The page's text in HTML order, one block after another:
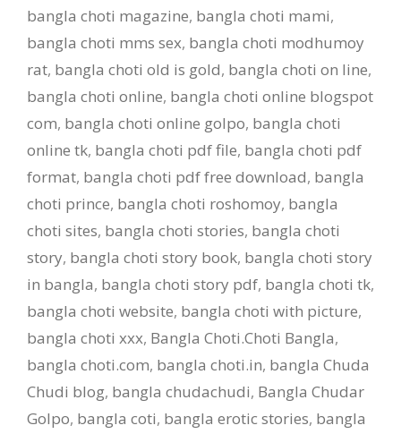
bangla choti magazine, bangla choti mami,
bangla choti mms sex, bangla choti modhumoy
rat, bangla choti old is gold, bangla choti on line,
bangla choti online, bangla choti online blogspot
com, bangla choti online golpo, bangla choti
online tk, bangla choti pdf file, bangla choti pdf
format, bangla choti pdf free download, bangla
choti prince, bangla choti roshomoy, bangla
choti sites, bangla choti stories, bangla choti
story, bangla choti story book, bangla choti story
in bangla, bangla choti story pdf, bangla choti tk,
bangla choti website, bangla choti with picture,
bangla choti xxx, Bangla Choti.Choti Bangla,
bangla choti.com, bangla choti.in, bangla Chuda
Chudi blog, bangla chudachudi, Bangla Chudar
Golpo, bangla coti, bangla erotic stories, bangla